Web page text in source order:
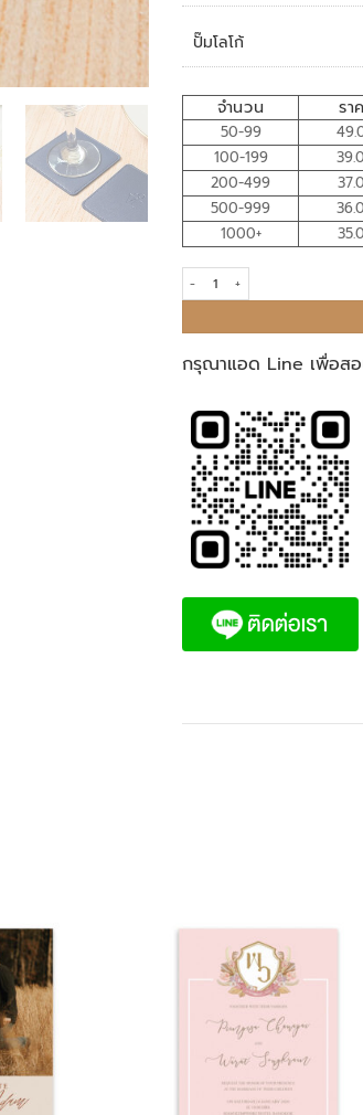
ปั๊มโลโก้
จำนวน รา
50-99
100-199
200-499
500-999
1000+
ของชำร่วย ที่รองแก้วหนัง quantity
กรุณาแอด Line เพื่อสอ